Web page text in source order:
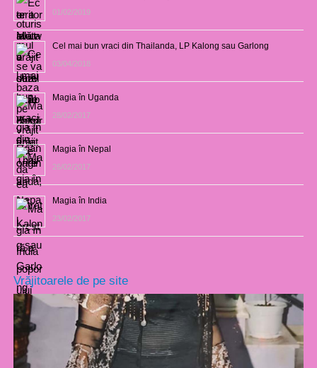
01/02/2019
Cel mai bun vraci din Thailanda, LP Kalong sau Garlong
03/04/2018
Magia în Uganda
28/02/2017
Magia în Nepal
26/02/2017
Magia în India
23/02/2017
Vrăjitoarele de pe site